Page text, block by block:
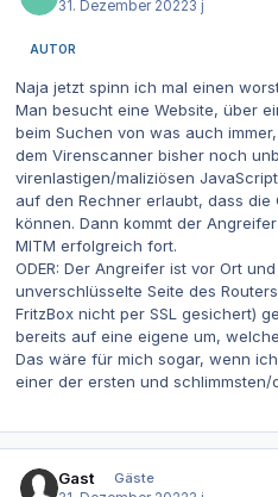
31. Dezember 20223 j
AUTOR
Naja jetzt spinn ich mal einen
Man besucht eine Website, über
beim Suchen von was auch
dem Virenscanner bisher noch
virenlastigen/maliziösen
auf den Rechner erlaubt, dass die
können. Dann kommt der
MITM erfolgreich fort.
ODER: Der Angreifer ist vor Ort
unverschlüsselte Seite des
FritzBox nicht per SSL gesichert)
bereits auf eine eigene um,
Das wäre für mich sogar, wenn
einer der ersten und
Gast
Gäste